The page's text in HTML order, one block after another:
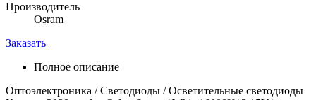
Производитель
Osram
Заказать
Полное описание
Оптоэлектроника / Светодиоды / Осветительные светодиоды